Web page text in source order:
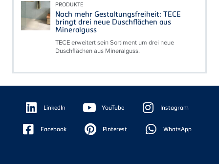
PRODUKTE
Noch mehr Gestaltungsfreiheit: TECE
bringt drei neue Duschflächen aus
Mineralguss
TECE erweitert sein Sortiment um drei neue
Duschflächen aus Mineralguss.
Floating
Sidebar LinkedIn YouTube Instagram
Facebook Pinterest WhatsApp